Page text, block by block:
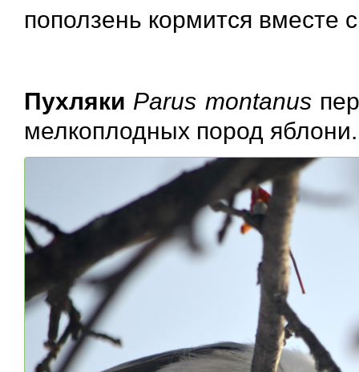
поползень кормится
Пухляки Parus montanus
мелкоплодных пород яблони.